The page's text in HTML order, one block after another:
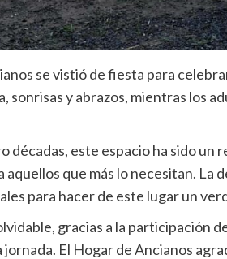
se vistió de fiesta para
sonrisas y abrazos, mientras los
décadas, este espacio ha sido
que más lo necesitan. La
para hacer de este lugar un
gracias a la participación
El Hogar de Ancianos